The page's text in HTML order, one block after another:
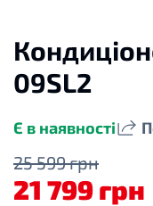
09SL2
Є в наявності
25 599 грн
21 799 грн